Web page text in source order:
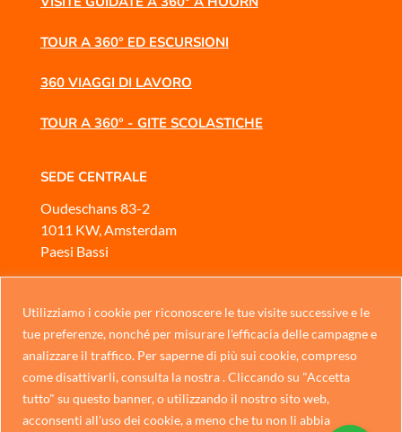
Utilizziamo i cookie per riconoscere le tue visite successive e le
tue preferenze, nonché per misurare l'efficacia delle campagne e
analizzare il traffico. Per saperne di più sui cookie, compreso
come disattivarli, consulta la nostra . Cliccando su "Accetta
tutto" su questo banner, o utilizzando il nostro sito web,
acconsenti all'uso dei cookie, a meno che tu non li abbia
TOUR A 360° ED ESCURSIONI
360 VIAGGI DI LAVORO
TOUR A 360° - GITE SCOLASTICHE
SEDE CENTRALE
Oudeschans 83-2
1011 KW, Amsterdam
Paesi Bassi
ASSISTENZA CLIENTI
Mobileoppure WhatsApp
Siamo aperti
Dal lunedì alla domenica, dalle 10:00 alle 17:00
CONTATTACI
Spanish
Portuguese
German
Chinese